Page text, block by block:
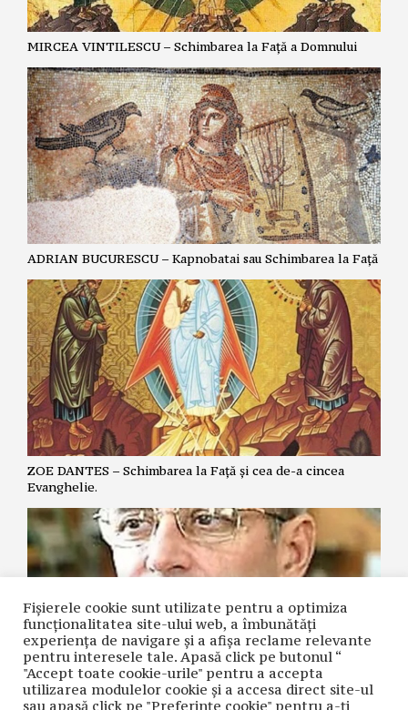
MIRCEA VINTILESCU – Schimbarea la Față a Domnului
ADRIAN BUCURESCU – Kapnobatai sau Schimbarea la Față
ZOE DANTES – Schimbarea la Față și cea de-a cincea
Evanghelie.
NICOLAE GRIGORIE LĂCRIȚA – Crime premeditate prin
Fișierele cookie sunt utilizate pentru a optimiza
funcţionalitatea site-ului web, a îmbunătăţi
experienţa de navigare şi a afişa reclame relevante
pentru interesele tale. Apasă click pe butonul “
"Accept toate cookie-urile" pentru a accepta
utilizarea modulelor cookie şi a accesa direct site-ul
sau apasă click pe "Preferințe cookie" pentru a-ţi